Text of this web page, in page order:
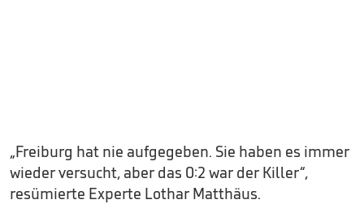
„Freiburg hat nie aufgegeben. Sie haben es immer
wieder versucht, aber das 0:2 war der Killer“,
resümierte Experte Lothar Matthäus.